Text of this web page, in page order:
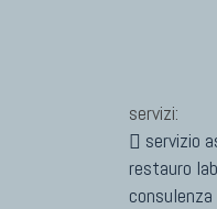
servizi:
servizio
restauro lab